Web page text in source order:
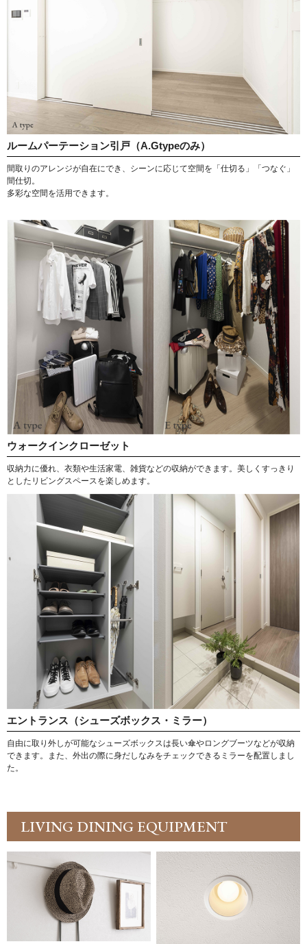
ルームパーテーション引戸（A.Gtypeのみ）
間取りのアレンジが自在にでき、シーンに応じて空間を「仕切る」「つなぐ」
間仕切。
多彩な空間を活用できます。
ウォークインクローゼット
収納力に優れ、衣類や生活家電、雑貨などの収納ができます。美しくすっきり
としたリビングスペースを楽しめます。
エントランス（シューズボックス・ミラー）
自由に取り外しが可能なシューズボックスは長い傘やロングブーツなどが収納
できます。また、外出の際に身だしなみをチェックできるミラーを配置しまし
た。
LIVING DINING EQUIPMENT